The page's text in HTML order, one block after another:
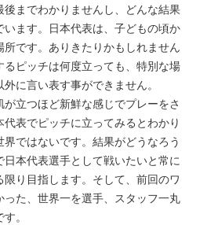
後までわかりませんし、どんな結果
ます。日本代表は、子どもの頃か
です。ありきたりかもしれません
ピッチは何度立っても、特別な場
に言い表す事ができません。
立つほど新鮮な感じでプレーをさ
表でピッチに立ってみるとわかり
ではないです。結果がどうなろう
本代表選手として戦いたいと常に
り目指します。そして、前回のワ
た、世界一を選手、スタッフ一丸
。